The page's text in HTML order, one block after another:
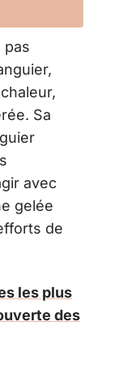
pas
Sa
avec
gelée
de
les plus
des